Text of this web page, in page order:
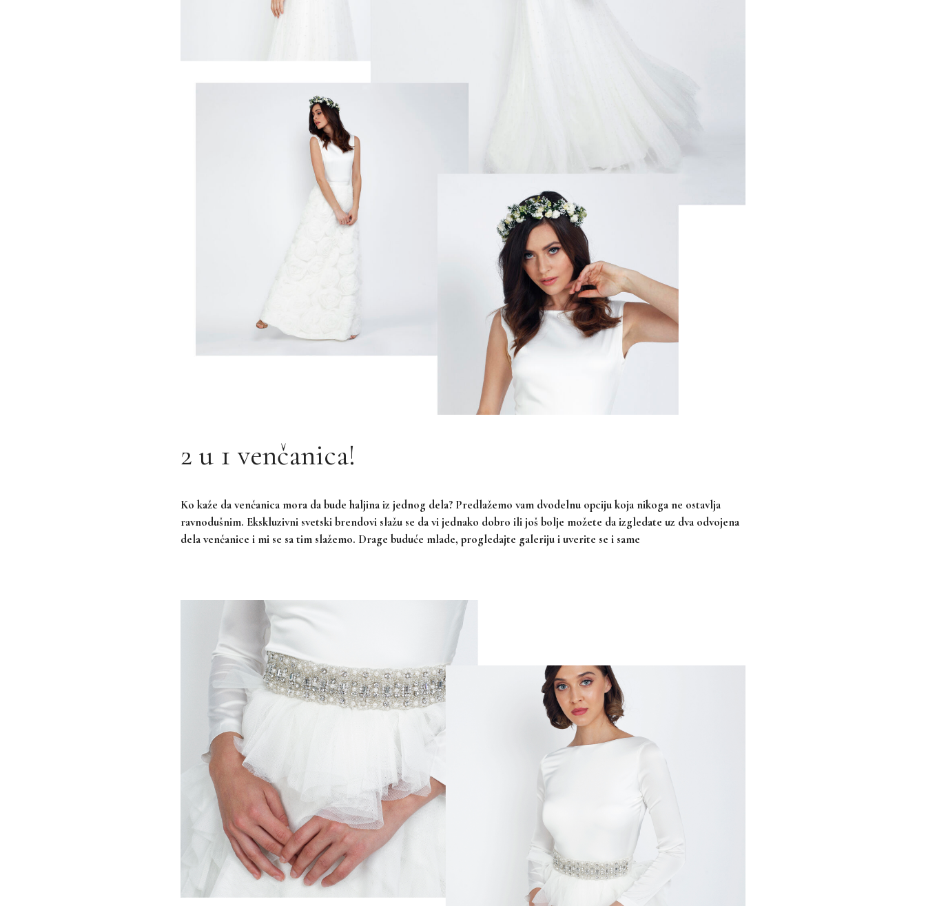
2 u 1 venčanica!
Ko kaže da venčanica mora da bude haljina iz jednog dela? Predlažemo vam dvodelnu opciju koja nikoga ne ostavlja
ravnodušnim. Ekskluzivni svetski brendovi slažu se da vi jednako dobro ili još bolje možete da izgledate uz dva odvojena
dela venčanice i mi se sa tim slažemo. Drage buduće mlade, progledajte galeriju i uverite se i same